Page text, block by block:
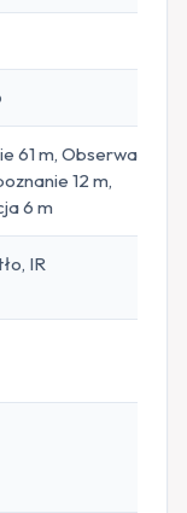
61 m, Obserwacja
12 m,
6 m
IR